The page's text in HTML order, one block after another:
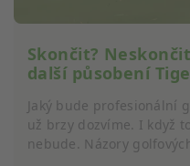
Skončit?
další působení
Jaký bude profesionální
už brzy dozvíme. I když
nebude. Názory